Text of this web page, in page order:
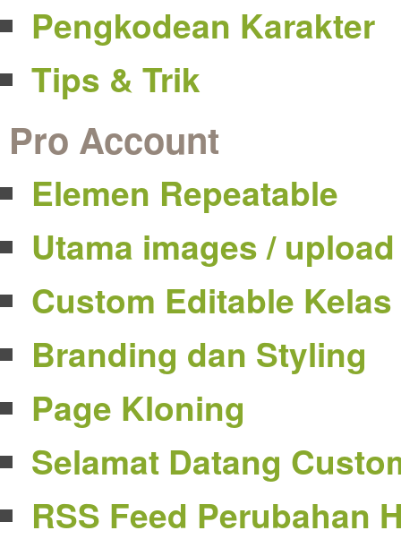
Pengkodean Karakter
Tips & Trik
Pro Account
Elemen Repeatable
Utama images / upload
Custom Editable Kelas
Branding dan Styling
Page Kloning
Selamat Datang
RSS Feed Perubahan